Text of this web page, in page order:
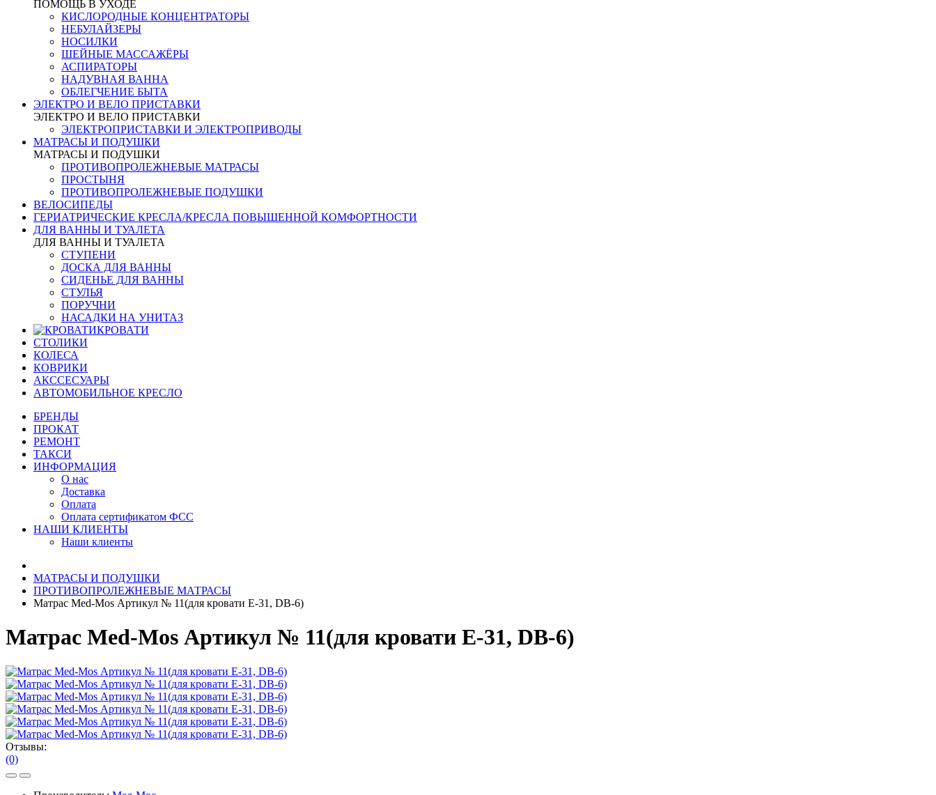
ПОМОЩЬ В УХОДЕ
КИСЛОРОДНЫЕ КОНЦЕНТРАТОРЫ
НЕБУЛАЙЗЕРЫ
НОСИЛКИ
ШЕЙНЫЕ МАССАЖЁРЫ
АСПИРАТОРЫ
НАДУВНАЯ ВАННА
ОБЛЕГЧЕНИЕ БЫТА
ЭЛЕКТРО И ВЕЛО ПРИСТАВКИ
ЭЛЕКТРО И ВЕЛО ПРИСТАВКИ
ЭЛЕКТРОПРИСТАВКИ И ЭЛЕКТРОПРИВОДЫ
МАТРАСЫ И ПОДУШКИ
МАТРАСЫ И ПОДУШКИ
ПРОТИВОПРОЛЕЖНЕВЫЕ МАТРАСЫ
ПРОСТЫНЯ
ПРОТИВОПРОЛЕЖНЕВЫЕ ПОДУШКИ
ВЕЛОСИПЕДЫ
ГЕРИАТРИЧЕСКИЕ КРЕСЛА/КРЕСЛА ПОВЫШЕННОЙ КОМФОРТНОСТИ
ДЛЯ ВАННЫ И ТУАЛЕТА
ДЛЯ ВАННЫ И ТУАЛЕТА
СТУПЕНИ
ДОСКА ДЛЯ ВАННЫ
СИДЕНЬЕ ДЛЯ ВАННЫ
СТУЛЬЯ
ПОРУЧНИ
НАСАДКИ НА УНИТАЗ
КРОВАТИ
СТОЛИКИ
КОЛЕСА
КОВРИКИ
АКССЕСУАРЫ
АВТОМОБИЛЬНОЕ КРЕСЛО
БРЕНДЫ
ПРОКАТ
РЕМОНТ
ТАКСИ
ИНФОРМАЦИЯ
О нас
Доставка
Оплата
Оплата сертификатом ФСС
НАШИ КЛИЕНТЫ
Наши клиенты
МАТРАСЫ И ПОДУШКИ
ПРОТИВОПРОЛЕЖНЕВЫЕ МАТРАСЫ
Матрас Med-Mos Артикул № 11(для кровати Е-31, DB-6)
Матрас Med-Mos Артикул № 11(для кровати Е-31, DB-6)
Отзывы:
(0)